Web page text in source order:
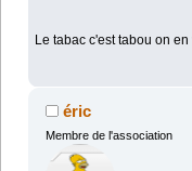
Le tabac c'est tabou on
éric
Membre de l'association